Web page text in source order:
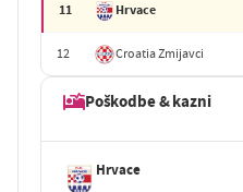
11 Hrvace
12 Croatia Zmijavci
Poškodbe & kazni
Hrvace